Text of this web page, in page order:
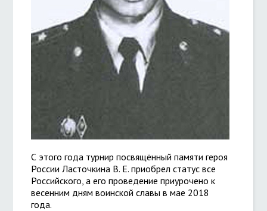
С этого года турнир посвящённый памяти героя
России Ласточкина В. Е. приобрел статус все
Российского, а его проведение приурочено к
весенним дням воинской славы в мае 2018
года.